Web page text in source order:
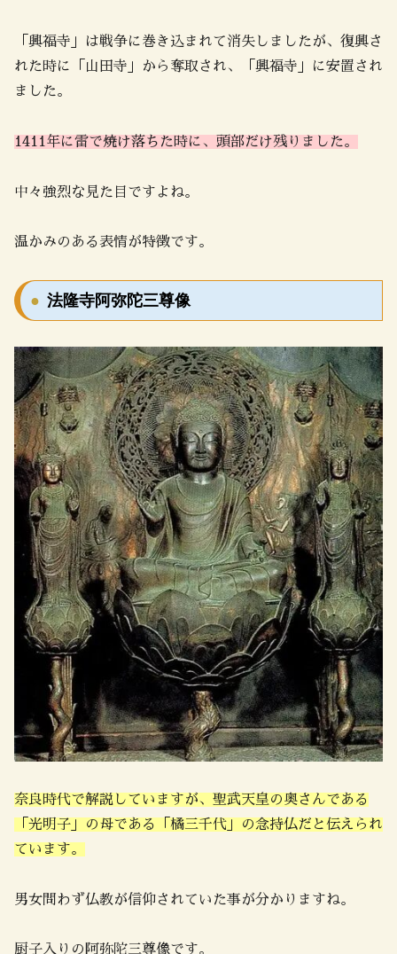
「興福寺」は戦争に巻き込まれて消失しましたが、復興さ
れた時に「山田寺」から奪取され、「興福寺」に安置され
ました。
1411年に雷で焼け落ちた時に、頭部だけ残りました。
中々強烈な見た目ですよね。
温かみのある表情が特徴です。
法隆寺阿弥陀三尊像
奈良時代で解説していますが、聖武天皇の奥さんである
「光明子」の母である「橘三千代」の念持仏だと伝えられ
ています。
男女問わず仏教が信仰されていた事が分かりますね。
厨子入りの阿弥陀三尊像です。